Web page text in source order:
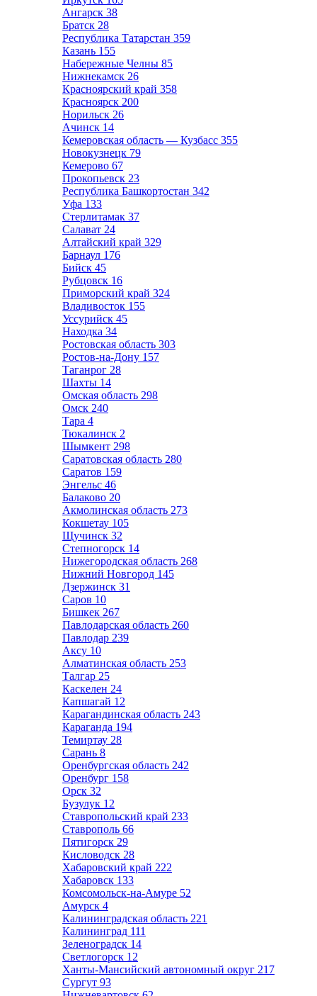
Ангарск 38
Братск 28
Республика Татарстан 359
Казань 155
Набережные Челны 85
Нижнекамск 26
Красноярский край 358
Красноярск 200
Норильск 26
Ачинск 14
Кемеровская область — Кузбасс 355
Новокузнецк 79
Кемерово 67
Прокопьевск 23
Республика Башкортостан 342
Уфа 133
Стерлитамак 37
Салават 24
Алтайский край 329
Барнаул 176
Бийск 45
Рубцовск 16
Приморский край 324
Владивосток 155
Уссурийск 45
Находка 34
Ростовская область 303
Ростов-на-Дону 157
Таганрог 28
Шахты 14
Омская область 298
Омск 240
Тара 4
Тюкалинск 2
Шымкент 298
Саратовская область 280
Саратов 159
Энгельс 46
Балаково 20
Акмолинская область 273
Кокшетау 105
Щучинск 32
Степногорск 14
Нижегородская область 268
Нижний Новгород 145
Дзержинск 31
Саров 10
Бишкек 267
Павлодарская область 260
Павлодар 239
Аксу 10
Алматинская область 253
Талгар 25
Каскелен 24
Капшагай 12
Карагандинская область 243
Караганда 194
Темиртау 28
Сарань 8
Оренбургская область 242
Оренбург 158
Орск 32
Бузулук 12
Ставропольский край 233
Ставрополь 66
Пятигорск 29
Кисловодск 28
Хабаровский край 222
Хабаровск 133
Комсомольск-на-Амуре 52
Амурск 4
Калининградская область 221
Калининград 111
Зеленоградск 14
Светлогорск 12
Ханты-Мансийский автономный округ 217
Сургут 93